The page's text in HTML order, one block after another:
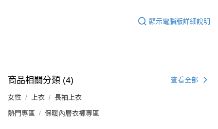
顯示電腦版詳細說明
商品相關分類 (4) 查看全部
女性 上衣 長袖上衣
熱門專區 保暖內層衣褲專區